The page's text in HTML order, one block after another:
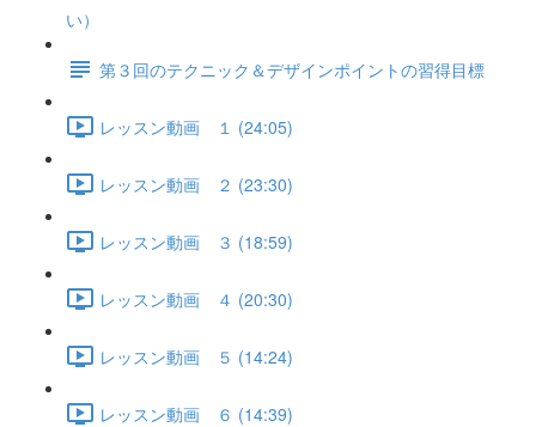
い）
第３回のテクニック＆デザインポイントの習得目標
レッスン動画 １ (24:05)
レッスン動画 ２ (23:30)
レッスン動画 ３ (18:59)
レッスン動画 ４ (20:30)
レッスン動画 ５ (14:24)
レッスン動画 ６ (14:39)